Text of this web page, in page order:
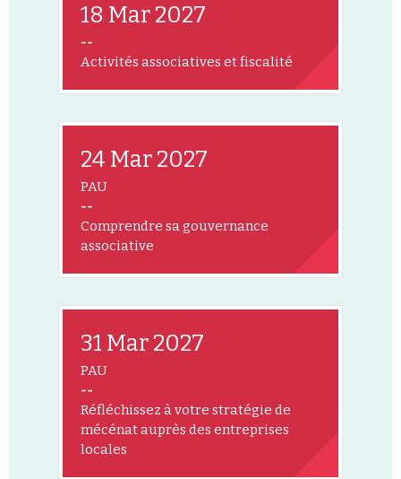
18 Mar 2027
--
Activités associatives et fiscalité
24 Mar 2027
PAU
--
Comprendre sa gouvernance
associative
31 Mar 2027
PAU
--
Réfléchissez à votre stratégie de
mécénat auprès des entreprises
locales